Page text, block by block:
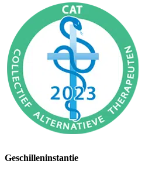
Geschilleninstantie